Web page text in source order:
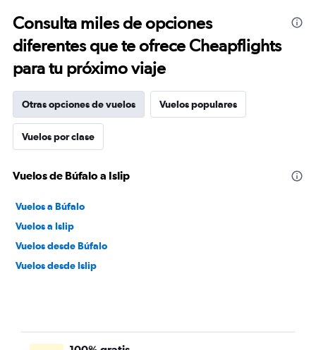
Consulta miles de opciones
diferentes que te ofrece Cheapflights
para tu próximo viaje
Otras opciones de vuelos Vuelos populares
Vuelos por clase
Vuelos de Búfalo a Islip
Vuelos a Búfalo
Vuelos a Islip
Vuelos desde Búfalo
Vuelos desde Islip